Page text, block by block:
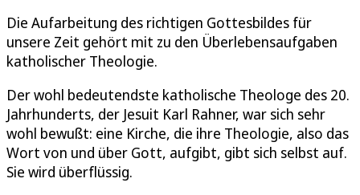
Die Aufarbeitung des richtigen Gottesbildes für
unsere Zeit gehört mit zu den Überlebensaufgaben
katholischer Theologie.
Der wohl bedeutendste katholische Theologe des 20.
Jahrhunderts, der Jesuit Karl Rahner, war sich sehr
wohl bewußt: eine Kirche, die ihre Theologie, also das
Wort von und über Gott, aufgibt, gibt sich selbst auf.
Sie wird überflüssig.